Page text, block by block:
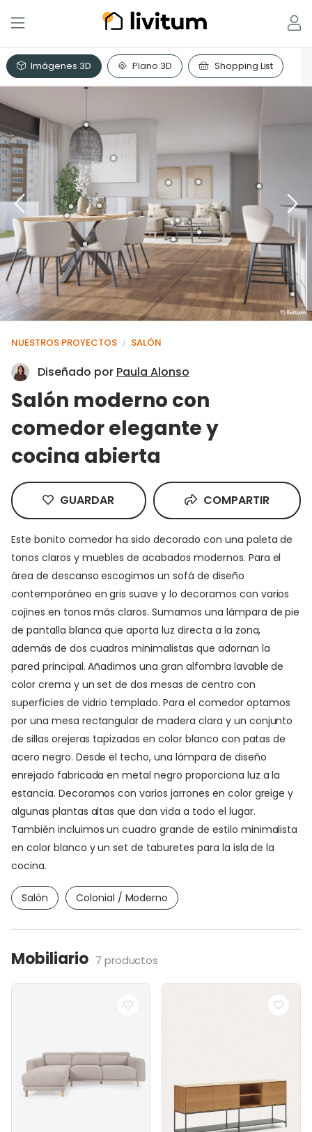
Imágenes 3D Plano 3D Shopping List
NUESTROS PROYECTOS / SALÓN
Diseñado por Paula Alonso
Salón moderno con
comedor elegante y
cocina abierta
GUARDAR COMPARTIR
Este bonito comedor ha sido decorado con una paleta de
tonos claros y muebles de acabados modernos. Para el
área de descanso escogimos un sofá de diseño
contemporáneo en gris suave y lo decoramos con varios
cojines en tonos más claros. Sumamos una lámpara de pie
de pantalla blanca que aporta luz directa a la zona,
además de dos cuadros minimalistas que adornan la
pared principal. Añadimos una gran alfombra lavable de
color crema y un set de dos mesas de centro con
superficies de vidrio templado. Para el comedor optamos
por una mesa rectangular de madera clara y un conjunto
de sillas orejeras tapizadas en color blanco con patas de
acero negro. Desde el techo, una lámpara de diseño
enrejado fabricada en metal negro proporciona luz a la
estancia. Decoramos con varios jarrones en color greige y
algunas plantas altas que dan vida a todo el lugar.
También incluimos un cuadro grande de estilo minimalista
en color blanco y un set de taburetes para la isla de la
cocina.
Salón Colonial / Moderno
Mobiliario 7 productos